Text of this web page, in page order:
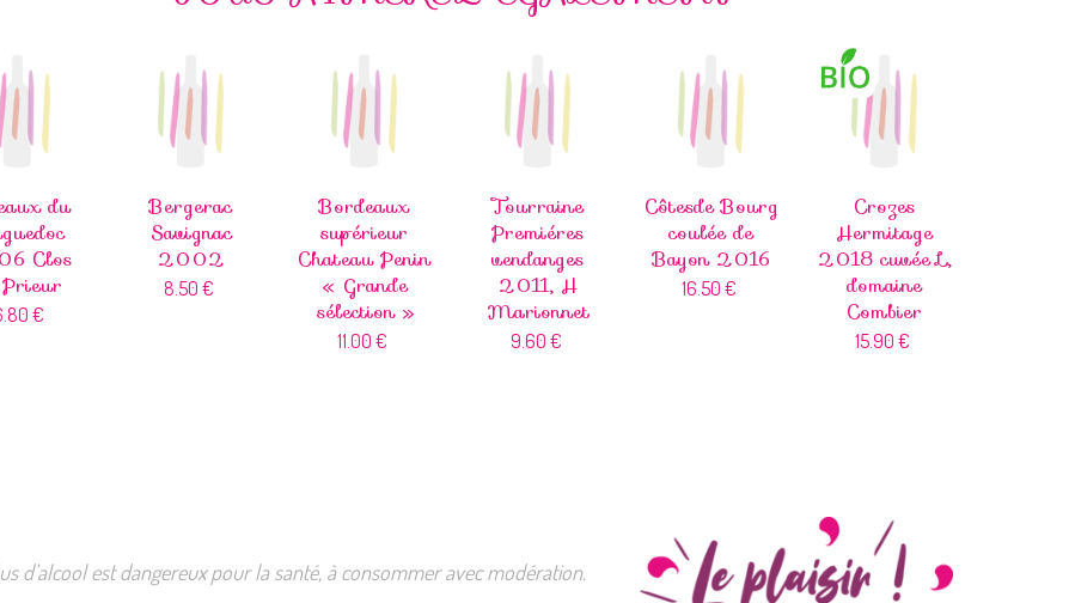
du
Clos
€
Bergerac
Savignac
2002
8.50 €
Bordeaux
supérieur
Chateau Penin
« Grande
sélection »
11.00 €
Tourraine
Premiéres
vendanges
2011, H
Marionnet
9.60 €
Côtesde Bourg
coulée de
Bayon 2016
16.50 €
Crozes
Hermitage
2018 cuvée L,
domaine
Combier
15.90 €
d’alcool est dangereux pour la santé, à consommer avec modération.